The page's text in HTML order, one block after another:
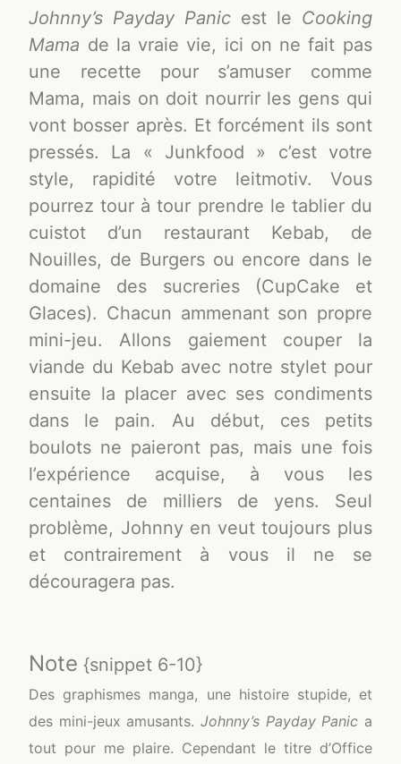
Johnny’s Payday Panic est le Cooking
Mama de la vraie vie, ici on ne fait pas
une recette pour s’amuser comme
Mama, mais on doit nourrir les gens qui
vont bosser après. Et forcément ils sont
pressés. La « Junkfood » c’est votre
style, rapidité votre leitmotiv. Vous
pourrez tour à tour prendre le tablier du
cuistot d’un restaurant Kebab, de
Nouilles, de Burgers ou encore dans le
domaine des sucreries (CupCake et
Glaces). Chacun ammenant son propre
mini-jeu. Allons gaiement couper la
viande du Kebab avec notre stylet pour
ensuite la placer avec ses condiments
dans le pain. Au début, ces petits
boulots ne paieront pas, mais une fois
l’expérience acquise, à vous les
centaines de milliers de yens. Seul
problème, Johnny en veut toujours plus
et contrairement à vous il ne se
découragera pas.
Note {snippet 6-10}
Des graphismes manga, une histoire stupide, et
des mini-jeux amusants. Johnny’s Payday Panic a
tout pour me plaire. Cependant le titre d’Office